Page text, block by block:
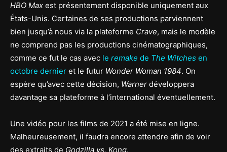
HBO Max est présentement disponible uniquement aux
États-Unis. Certaines de ses productions parviennent
bien jusqu’à nous via la plateforme Crave, mais le modèle
ne comprend pas les productions cinématographiques,
comme ce fut le cas avec le remake de The Witches en
octobre dernier et le futur Wonder Woman 1984. On
espère qu’avec cette décision, Warner développera
davantage sa plateforme à l’international éventuellement.
Une vidéo pour les films de 2021 a été mise en ligne.
Malheureusement, il faudra encore attendre afin de voir
des extraits de Godzilla vs. Kong.